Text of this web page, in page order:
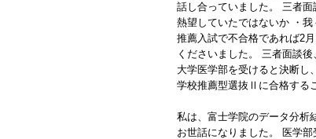
話し合っていました。 三者
熱望していたではないか ・
推薦入試で不合格であれば2
くださいました。 三者面談
大学医学部を受けると決断し
学校推薦型選抜Ⅱに合格する
私は、富士学院のデータ分析
お世話になりました。 医学